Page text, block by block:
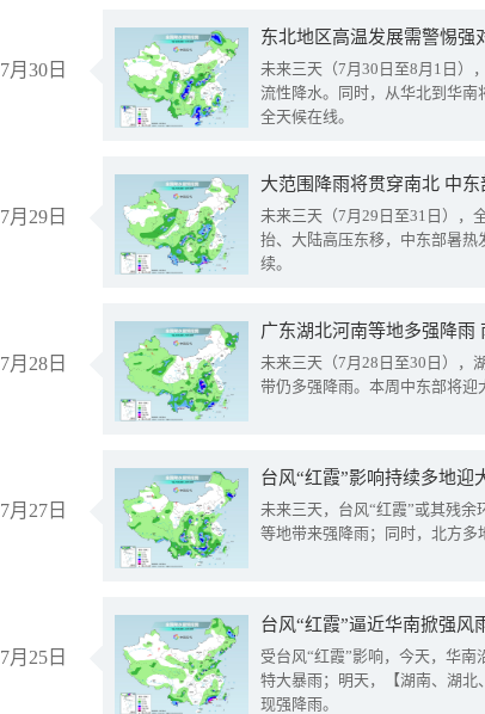
7月30日
东北地区高温发展需警惕强
未来三天（7月30日至8月1日）
流性降水。同时，从华北到华
全天候在线。
7月29日
大范围降雨将贯穿南北 中
未来三天（7月29日至31日），
抬、大陆高压东移，中东部暑
续。
7月28日
广东湖北河南等地多强降雨
未来三天（7月28日至30日），
带仍多强降雨。本周中东部将迎
7月27日
台风“红霞”影响持续多地迎
未来三天，台风“红霞”或其残
等地带来强降雨；同时，北方多
7月25日
台风“红霞”逼近华南掀强风
受台风“红霞”影响，今天，华
特大暴雨；明天，【湖南、湖
现强降雨。